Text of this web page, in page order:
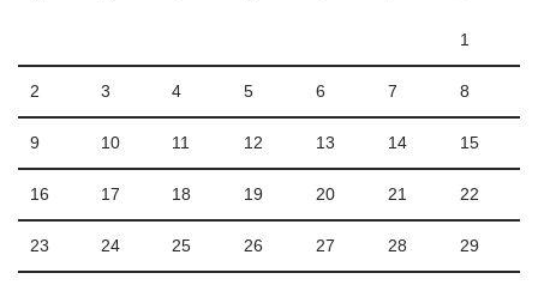
1
2 3 4 5 6 7 8
9 10 11 12 13 14 15
16 17 18 19 20 21 22
23 24 25 26 27 28 29